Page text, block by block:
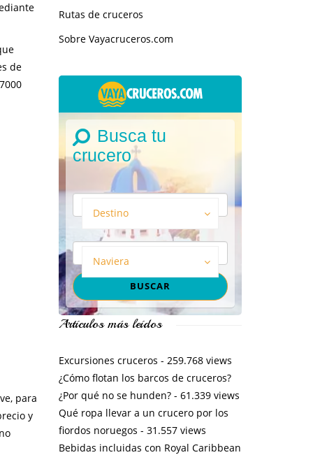
de
para
y
Rutas de cruceros
Sobre Vayacruceros.com
Busca tu
crucero
Destino
Naviera
Artículos más leídos
Excursiones cruceros - 259.768 views
¿Cómo flotan los barcos de cruceros?
¿Por qué no se hunden?- 61.339 views
Qué ropa llevar a un crucero por los
fiordos noruegos - 31.557 views
Bebidas incluidas con Royal Caribbean